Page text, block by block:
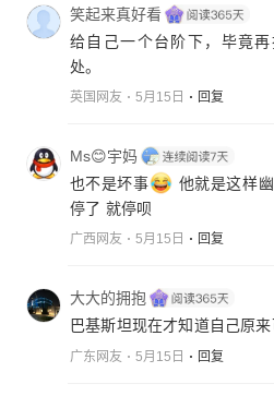
笑起来真好看
给自己一个台阶下，毕竟
处。
英国网友 5月15日 回复
Ms😊宇妈
也不是坏事
他就是这样幽默的
停了 就停呗
广西网友 5月15日 回复
大大的拥抱
巴基斯坦现在才知道自己原
广东网友 5月15日 回复